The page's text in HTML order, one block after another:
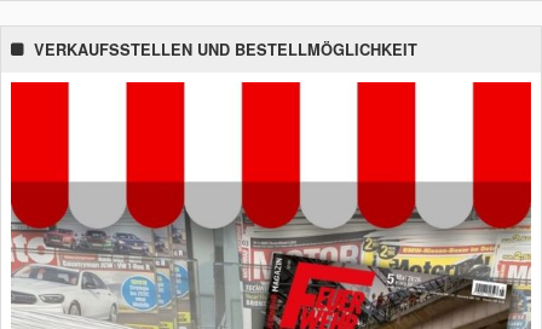
VERKAUFSSTELLEN UND BESTELLMÖGLICHKEIT